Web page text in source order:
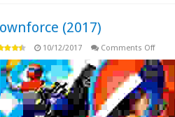
(2017)
10/12/2017 Comments Offon
(2017)